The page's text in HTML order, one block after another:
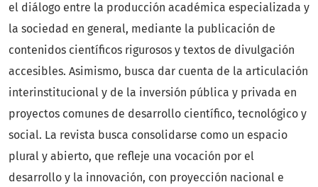
el diálogo entre la producción académica especializada y
la sociedad en general, mediante la publicación de
contenidos científicos rigurosos y textos de divulgación
accesibles. Asimismo, busca dar cuenta de la articulación
interinstitucional y de la inversión pública y privada en
proyectos comunes de desarrollo científico, tecnológico y
social. La revista busca consolidarse como un espacio
plural y abierto, que refleje una vocación por el
desarrollo y la innovación, con proyección nacional e